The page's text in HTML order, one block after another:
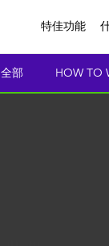
特佳功能
全部 HOW TO